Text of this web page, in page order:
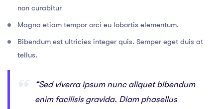
non curabitur
Magna etiam tempor orci eu lobortis elementum.
Bibendum est ultricies integer quis. Semper eget duis at
tellus.
“Sed viverra ipsum nunc aliquet bibendum
enim facilisis gravida. Diam phasellus